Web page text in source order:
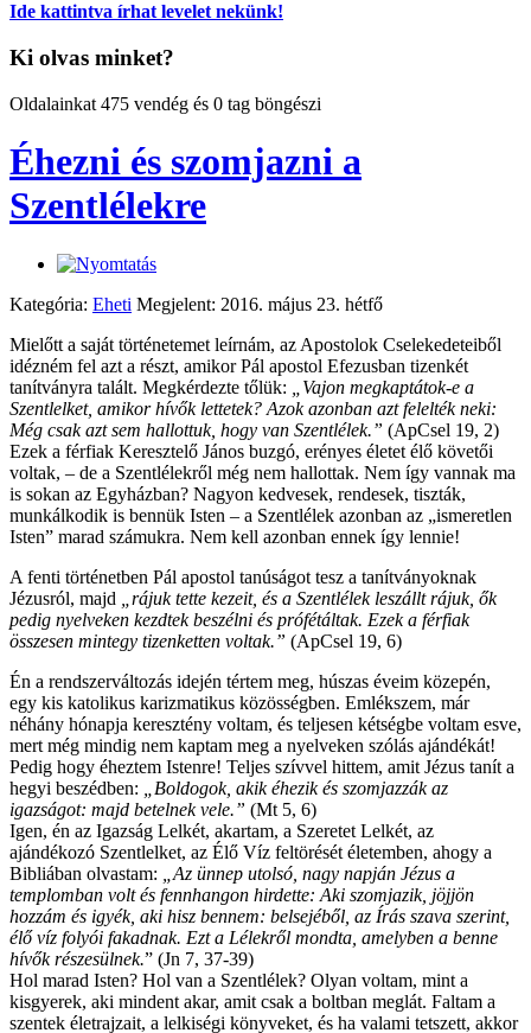
Ide kattintva írhat levelet nekünk!
Ki olvas minket?
Oldalainkat 475 vendég és 0 tag böngészi
Éhezni és szomjazni a
Szentlélekre
Kategória: Eheti Megjelent: 2016. május 23. hétfő
Mielőtt a saját történetemet leírnám, az Apostolok Cselekedeteiből
idézném fel azt a részt, amikor Pál apostol Efezusban tizenkét
tanítványra talált. Megkérdezte tőlük:
„Vajon megkaptátok-e a
Szentlelket, amikor hívők lettetek? Azok azonban azt felelték neki:
Még csak azt sem hallottuk, hogy van Szentlélek.” (ApCsel 19, 2)
Ezek a férfiak Keresztelő János buzgó, erényes életet élő követői
voltak, – de a Szentlélekről még nem hallottak. Nem így vannak ma
is sokan az Egyházban? Nagyon kedvesek, rendesek, tiszták,
munkálkodik is bennük Isten – a Szentlélek azonban az „ismeretlen
Isten” marad számukra. Nem kell azonban ennek így lennie!
A fenti történetben Pál apostol tanúságot tesz a tanítványoknak
Jézusról, majd
rájuk tette kezeit, és a Szentlélek leszállt rájuk, ők
pedig nyelveken kezdtek beszélni és prófétáltak. Ezek a férfiak
összesen mintegy tizenketten voltak.” (ApCsel 19, 6)
Én a rendszerváltozás idején tértem meg, húszas éveim közepén,
egy kis katolikus karizmatikus közösségben. Emlékszem, már
néhány hónapja keresztény voltam, és teljesen kétségbe voltam esve,
mert még mindig nem kaptam meg a nyelveken szólás ajándékát!
Pedig hogy éheztem Istenre! Teljes szívvel hittem, amit Jézus tanít a
hegyi beszédben:
Boldogok, akik éhezik és szomjazzák az
igazságot: majd betelnek vele.” (Mt 5, 6)
Igen, én az Igazság Lelkét, akartam, a Szeretet Lelkét, az
ajándékozó Szentlelket, az Élő Víz feltörését életemben, ahogy a
Bibliában olvastam:
Az ünnep utolsó, nagy napján Jézus a
templomban volt és fennhangon hirdette: Aki szomjazik, jöjjön
hozzám és igyék, aki hisz bennem: belsejéből, az Írás szava szerint,
élő víz folyói fakadnak. Ezt a Lélekről mondta, amelyben a benne
hívők részesülnek.” (Jn 7, 37-39)
Hol marad Isten? Hol van a Szentlélek? Olyan voltam, mint a
kisgyerek, aki mindent akar, amit csak a boltban meglát. Faltam a
szentek életrajzait, a lelkiségi könyveket, és ha valami tetszett, akkor